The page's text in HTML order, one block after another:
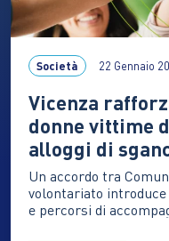
Società 22 Gennaio
Vicenza
donne vittime
alloggi di
Un accordo tra
volontariato
e percorsi di